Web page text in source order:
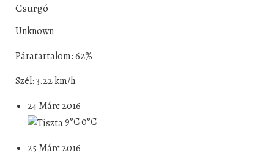
Csurgó
Unknown
Páratartalom: 62%
Szél: 3.22 km/h
24 Márc 2016
9°C0°C
25 Márc 2016